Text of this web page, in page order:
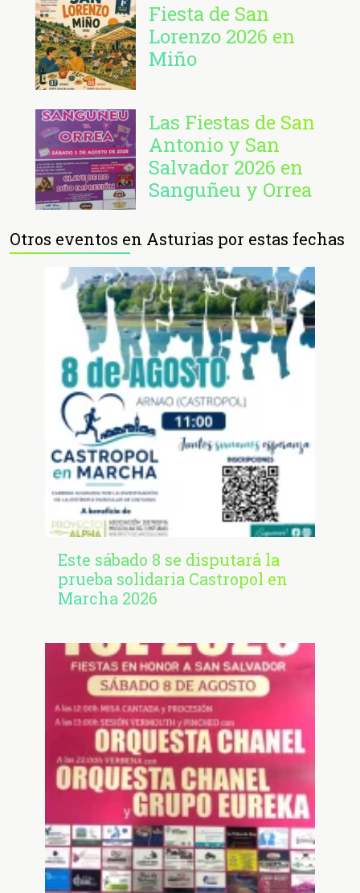
Fiesta de San
Lorenzo 2026 en
Miño
Las Fiestas de San
Antonio y San
Salvador 2026 en
Sanguñeu y Orrea
Otros eventos en Asturias por estas fechas
Este sábado 8 se disputará la
prueba solidaria Castropol en
Marcha 2026